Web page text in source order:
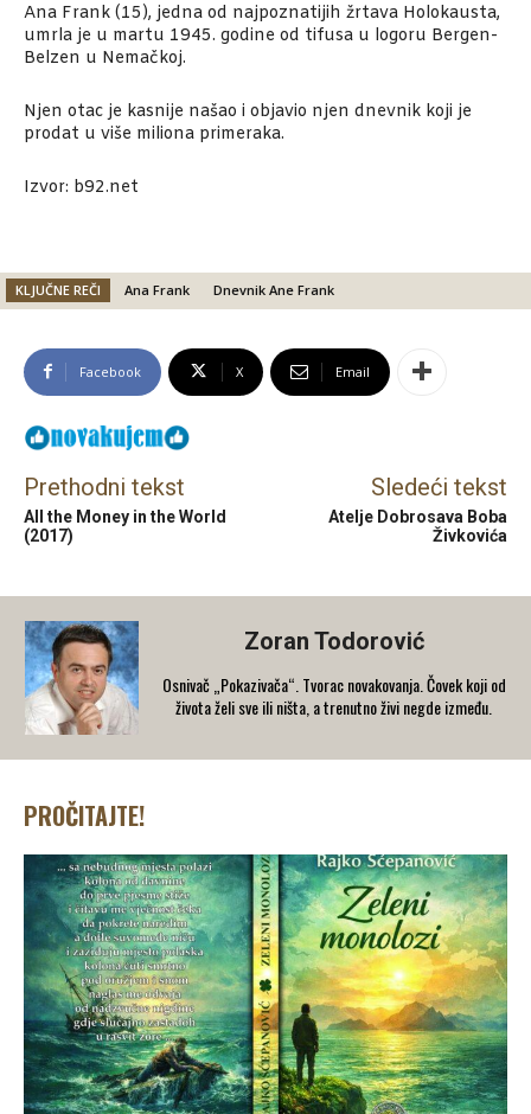
Ana Frank (15), jedna od najpoznatijih žrtava Holokausta,
umrla je u martu 1945. godine od tifusa u logoru Bergen-
Belzen u Nemačkoj.
Njen otac je kasnije našao i objavio njen dnevnik koji je
prodat u više miliona primeraka.
Izvor: b92.net
KLJUČNE REČI Ana Frank Dnevnik Ane Frank
Facebook X Email
Prethodni tekst
All the Money in the World
(2017)
Sledeći tekst
Atelje Dobrosava Boba
Živkovića
Zoran Todorović
Osnivač „Pokazivača“. Tvorac novakovanja. Čovek koji od
života želi sve ili ništa, a trenutno živi negde između.
PROČITAJTE!